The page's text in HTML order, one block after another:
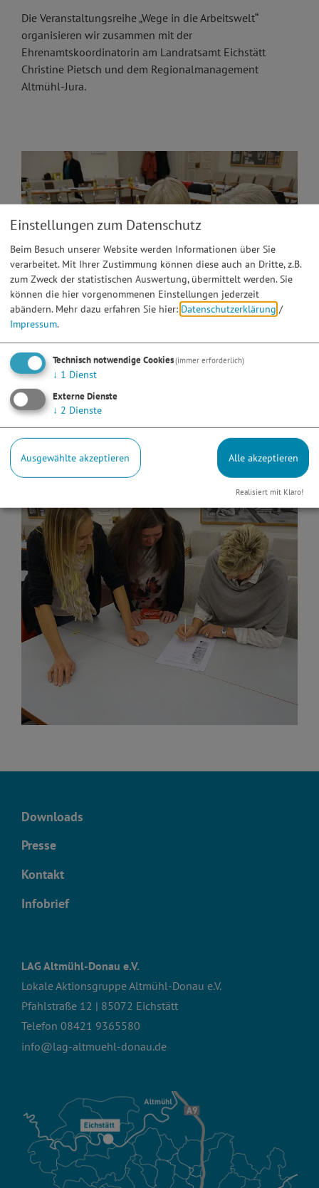
Die Veranstaltungsreihe „Wege in die Arbeitswelt“
organisieren wir zusammen mit der
Ehrenamtskoordinatorin am Landratsamt Eichstätt
Christine Pietsch und dem Regionalmanagement
Altmühl-Jura.
Downloads
Presse
Kontakt
Infobrief
LAG Altmühl-Donau e.V.
Lokale Aktionsgruppe Altmühl-Donau e.V.
Pfahlstraße 12 | 85072 Eichstätt
Telefon 08421 9365580
info@lag-altmuehl-donau.de
Einstellungen zum Datenschutz
Beim Besuch unserer Website werden Informationen über Sie
verarbeitet. Mit Ihrer Zustimmung können diese auch an Dritte, z.B.
zum Zweck der statistischen Auswertung, übermittelt werden. Sie
können die hier vorgenommenen Einstellungen jederzeit
abändern. Mehr dazu erfahren Sie hier: Datenschutzerklärung /
Impressum.
Technisch notwendige Cookies(immer erforderlich)
↓ 1 Dienst
Externe Dienste
↓ 2 Dienste
Ausgewählte akzeptieren Alle akzeptieren
Realisiert mit Klaro!